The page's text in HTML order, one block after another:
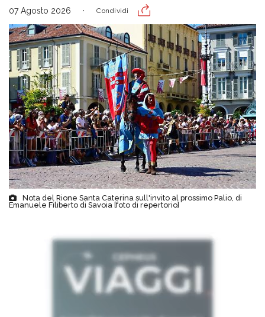
07 Agosto 2026 Condividi
Nota del Rione Santa Caterina sull'invito al prossimo Palio, di
Emanuele Filiberto di Savoia [foto di repertorio]